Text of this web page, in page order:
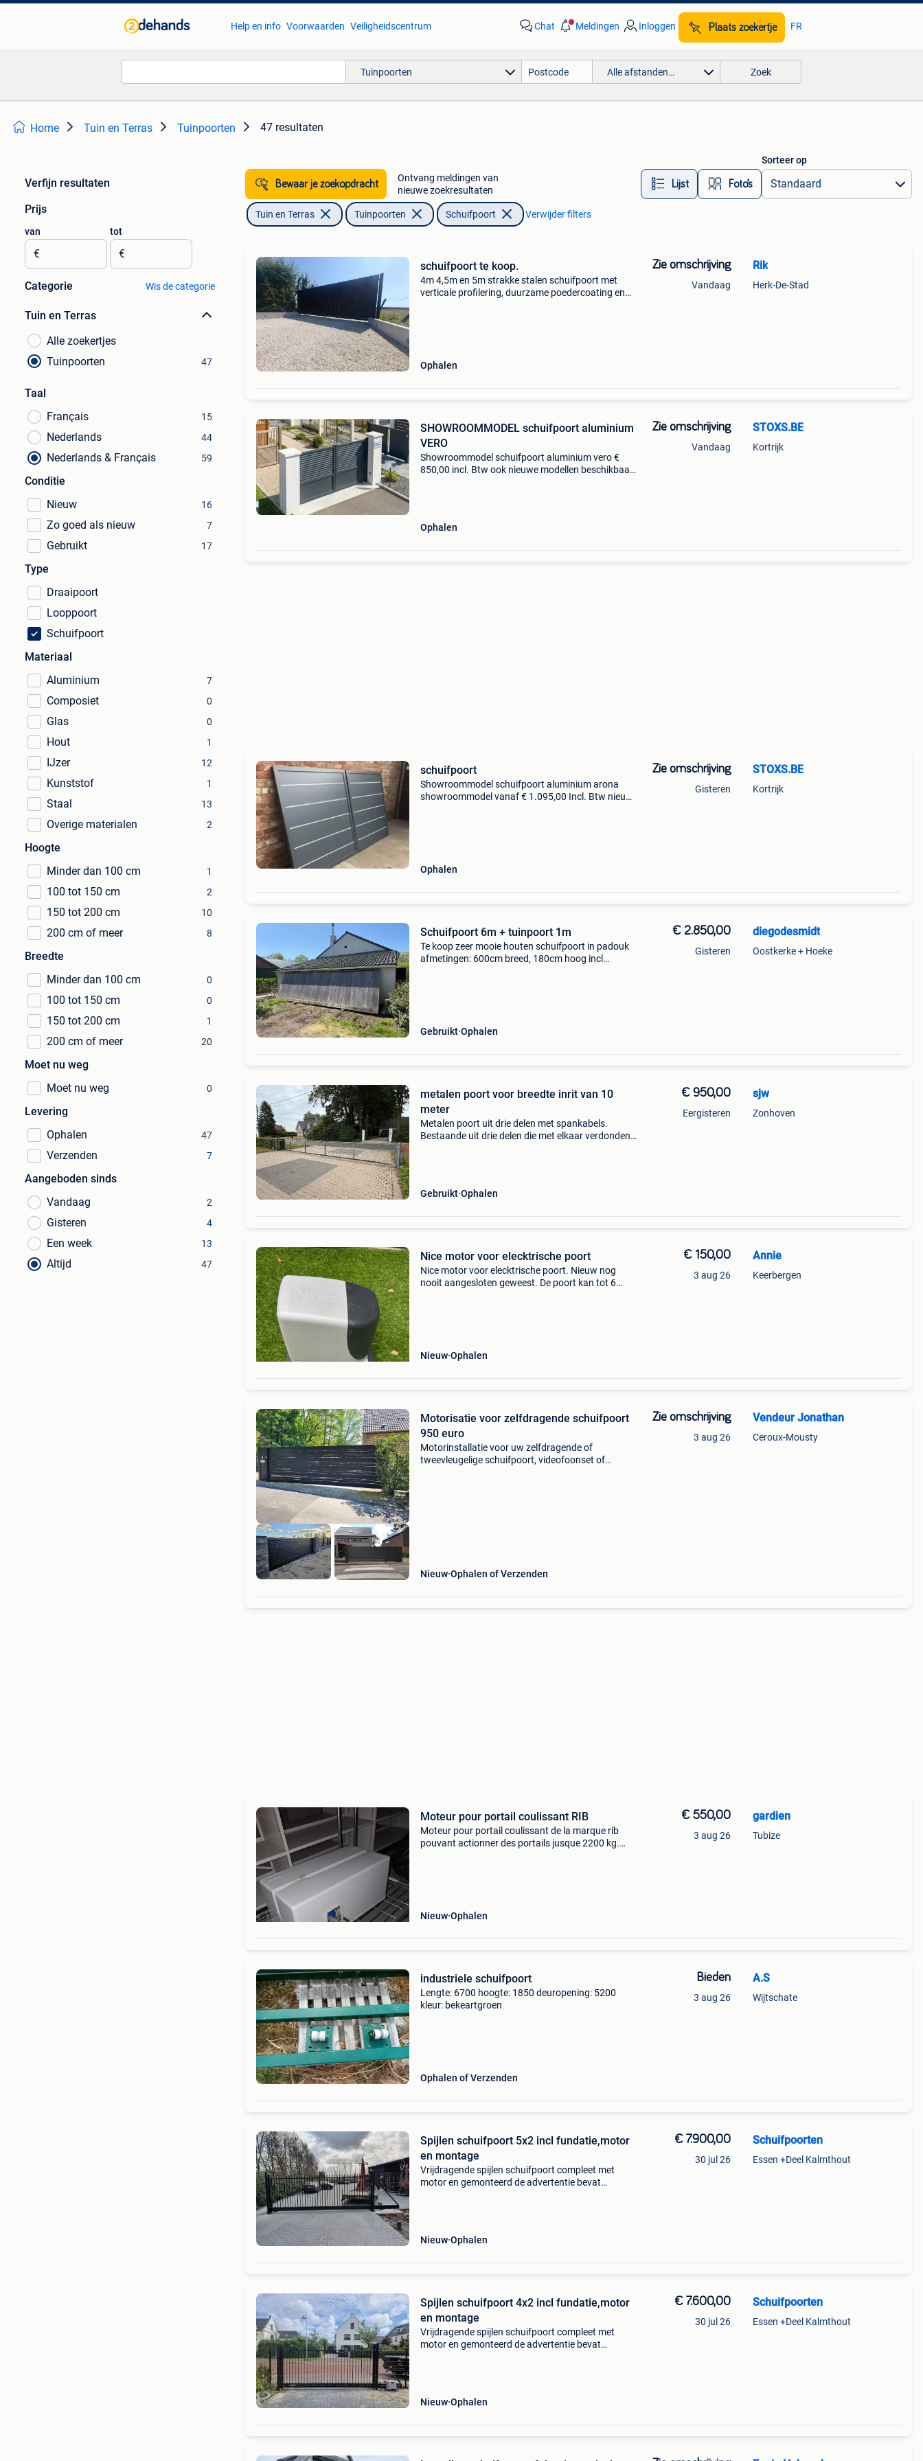
Help en info Voorwaarden Veiligheidscentrum Chat Meldingen Inloggen Plaats zoekertje FR
Tuinpoorten Alle afstanden… Zoek
Home Tuin en Terras Tuinpoorten 47 resultaten
Verfijn resultaten
Prijs
van
€
tot
€
Categorie Wis de categorie
Tuin en Terras
Alle zoekertjes
Tuinpoorten
47
Taal
Français
15
Nederlands 44
Nederlands & Français 59
Conditie
Nieuw
16
Zo goed als nieuw 7
Gebruikt 17
Type
Draaipoort
Looppoort
Schuifpoort
Materiaal
Aluminium
7
Composiet 0
Glas 0
Hout 1
IJzer 12
Kunststof 1
Staal 13
Overige materialen 2
Hoogte
Minder dan 100 cm
1
100 tot 150 cm 2
150 tot 200 cm 10
200 cm of meer 8
Breedte
Minder dan 100 cm
0
100 tot 150 cm 0
150 tot 200 cm 1
200 cm of meer 20
Moet nu weg
Moet nu weg
0
Levering
Ophalen
47
Verzenden 7
Aangeboden sinds
Vandaag
2
Gisteren 4
Een week 13
Altijd 47
Bewaar je zoekopdracht
Ontvang meldingen van
nieuwe zoekresultaten
Lijst Foto’s
Sorteer op
Tuin en Terras Tuinpoorten Schuifpoort Verwijder filters
schuifpoort te koop.
4m 4,5m en 5m strakke stalen schuifpoort met
verticale profilering, duurzame poedercoating en
Ophalen
Zie omschrijving
Vandaag
Rik
Herk-De-Stad
SHOWROOMMODEL schuifpoort aluminium
VERO
Showroommodel schuifpoort aluminium vero €
850,00 incl. Btw ook nieuwe modellen beschikbaar
Ophalen
Zie omschrijving
Vandaag
STOXS.BE
Kortrijk
schuifpoort
Showroommodel schuifpoort aluminium arona
showroommodel vanaf € 1.095,00 Incl. Btw nieuwe
Ophalen
Zie omschrijving
Gisteren
STOXS.BE
Kortrijk
Schuifpoort 6m + tuinpoort 1m
Te koop zeer mooie houten schuifpoort in padouk
afmetingen: 600cm breed, 180cm hoog incl
Gebruikt Ophalen
€ 2.850,00
Gisteren
diegodesmidt
Oostkerke + Hoeke
metalen poort voor breedte inrit van 10
meter
Metalen poort uit drie delen met spankabels.
Bestaande uit drie delen die met elkaar verdonden
Gebruikt Ophalen
€ 950,00
Eergisteren
sjw
Zonhoven
Nice motor voor elecktrische poort
Nice motor voor elecktrische poort. Nieuw nog
nooit aangesloten geweest. De poort kan tot 6
Nieuw Ophalen
€ 150,00
3 aug 26
Annie
Keerbergen
Motorisatie voor zelfdragende schuifpoort
950 euro
Motorinstallatie voor uw zelfdragende of
tweevleugelige schuifpoort, videofoonset of
Nieuw Ophalen of Verzenden
Zie omschrijving
3 aug 26
Vendeur Jonathan
Ceroux-Mousty
Moteur pour portail coulissant RIB
Moteur pour portail coulissant de la marque rib
pouvant actionner des portails jusque 2200 kg.
Nieuw Ophalen
€ 550,00
3 aug 26
gardien
Tubize
industriele schuifpoort
Lengte: 6700 hoogte: 1850 deuropening: 5200
kleur: bekeartgroen
Ophalen of Verzenden
Bieden
3 aug 26
A.S
Wijtschate
Spijlen schuifpoort 5x2 incl fundatie,motor
en montage
Vrijdragende spijlen schuifpoort compleet met
motor en gemonteerd de advertentie bevat
Nieuw Ophalen
€ 7.900,00
30 jul 26
Schuifpoorten
Essen +Deel Kalmthout
Spijlen schuifpoort 4x2 incl fundatie,motor
en montage
Vrijdragende spijlen schuifpoort compleet met
motor en gemonteerd de advertentie bevat
Nieuw Ophalen
€ 7.600,00
30 jul 26
Schuifpoorten
Essen +Deel Kalmthout